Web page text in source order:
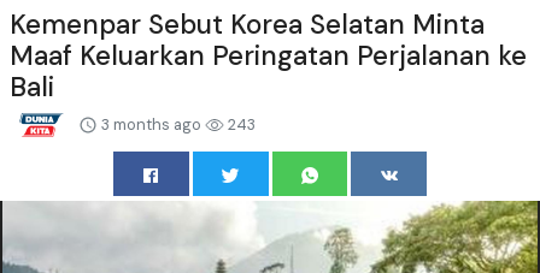
Kemenpar Sebut Korea Selatan Minta
Maaf Keluarkan Peringatan Perjalanan ke
Bali
3 months ago 243